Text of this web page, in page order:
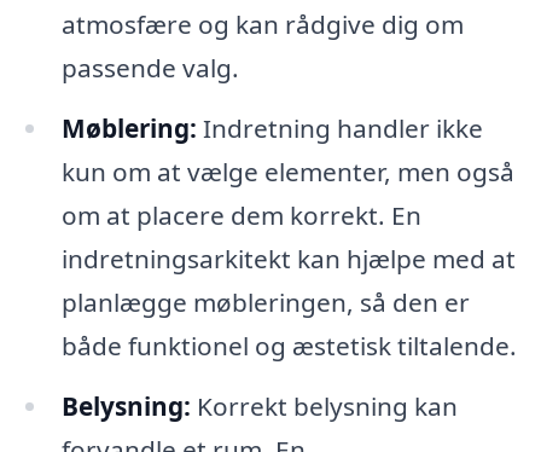
atmosfære og kan rådgive dig om
passende valg.
Møblering: Indretning handler ikke
kun om at vælge elementer, men også
om at placere dem korrekt. En
indretningsarkitekt kan hjælpe med at
planlægge møbleringen, så den er
både funktionel og æstetisk tiltalende.
Belysning: Korrekt belysning kan